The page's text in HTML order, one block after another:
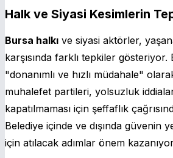
Halk ve Siyasi Kesimlerin
Bursa halkı ve siyasi aktörler,
karşısında farklı tepkiler gösteriyor.
"donanımlı ve hızlı müdahale"
muhalefet partileri, yolsuzluk
kapatılmaması için şeffaflık
Belediye içinde ve dışında güvenin
için atılacak adımlar önem